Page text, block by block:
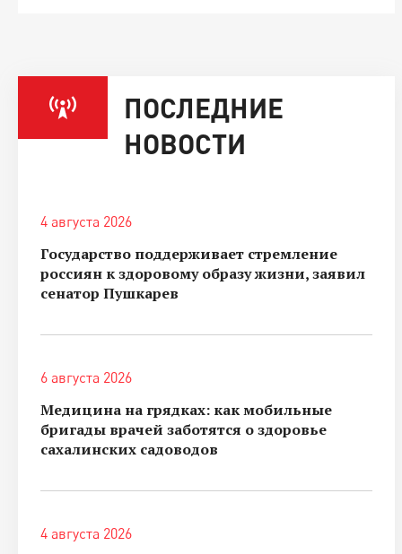
ПОСЛЕДНИЕ
НОВОСТИ
4 августа 2026
Государство поддерживает стремление
россиян к здоровому образу жизни, заявил
сенатор Пушкарев
6 августа 2026
Медицина на грядках: как мобильные
бригады врачей заботятся о здоровье
сахалинских садоводов
4 августа 2026